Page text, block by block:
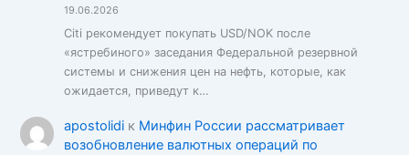
19.06.2026
Citi рекомендует покупать USD/NOK после
«ястребиного» заседания Федеральной резервной
системы и снижения цен на нефть, которые, как
ожидается, приведут к…
apostolidiк Минфин России рассматривает
возобновление валютных операций по